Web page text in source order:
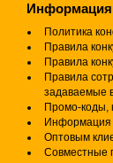
Информация
Политика
Правила
Правила
Правила
задаваемые
Промо-коды,
Информация
Оптовым
Совместные